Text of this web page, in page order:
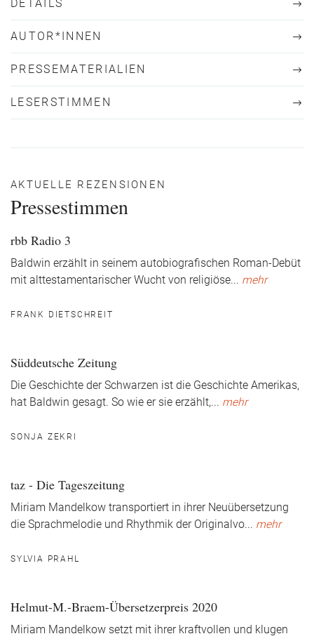
DETAILS
AUTOR*INNEN
PRESSEMATERIALIEN
LESERSTIMMEN
AKTUELLE REZENSIONEN
Pressestimmen
rbb Radio 3
Baldwin erzählt in seinem autobiografischen Roman-Debüt
mit alttestamentarischer Wucht von religiöse... mehr
FRANK DIETSCHREIT
Süddeutsche Zeitung
Die Geschichte der Schwarzen ist die Geschichte Amerikas,
hat Baldwin gesagt. So wie er sie erzählt,... mehr
SONJA ZEKRI
taz - Die Tageszeitung
Miriam Mandelkow transportiert in ihrer Neuübersetzung
die Sprachmelodie und Rhythmik der Originalvo... mehr
SYLVIA PRAHL
Helmut-M.-Braem-Übersetzerpreis 2020
Miriam Mandelkow setzt mit ihrer kraftvollen und klugen